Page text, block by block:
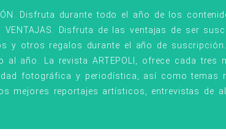
Disfruta durante todo el año de los
VENTAJAS. Disfruta de las ventajas de ser
y otros regalos durante el año de suscripción.
año. La revista ARTEPOLI, ofrece cada tres
fotográfica y periodística, así como temas
mejores reportajes artísticos, entrevistas de
AHORA